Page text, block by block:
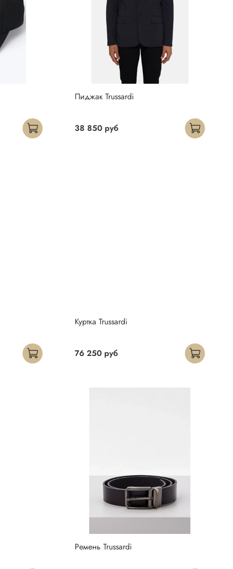
Пиджак Trussardi
38 850 руб
Куртка Trussardi
76 250 руб
Ремень Trussardi